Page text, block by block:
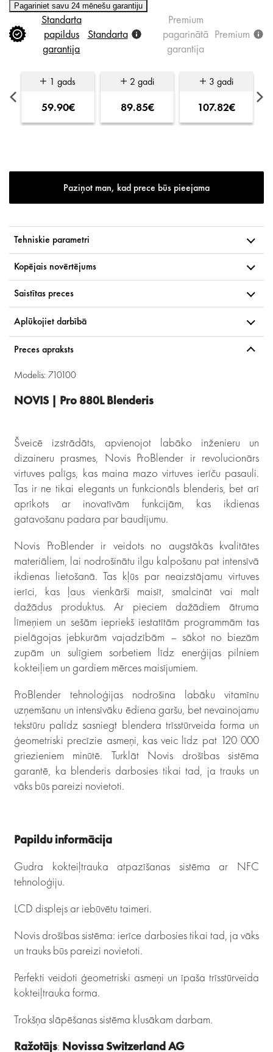
Pagariniet savu 24 mēnešu garantiju
Standarta
papildus
garantija
Standarta
Premium
pagarinātā
garantija
Premium
1 gads
59.90€
2 gadi
89.85€
3 gadi
107.82€
Paziņot man, kad prece būs pieejama
Tehniskie parametri
Kopējais novērtējums
Saistītas preces
Aplūkojiet darbībā
Preces apraksts
Modelis: 710100
NOVIS | Pro 880L Blenderis
Šveicē izstrādāts, apvienojot labāko inženieru un
dizaineru prasmes, Novis ProBlender ir revolucionārs
virtuves palīgs, kas maina mazo virtuves ierīču pasauli.
Tas ir ne tikai elegants un funkcionāls blenderis, bet arī
aprīkots ar inovatīvām funkcijām, kas ikdienas
gatavošanu padara par baudījumu.
Novis ProBlender ir veidots no augstākās kvalitātes
materiāliem, lai nodrošinātu ilgu kalpošanu pat intensīvā
ikdienas lietošanā. Tas kļūs par neaizstājamu virtuves
ierīci, kas ļaus vienkārši maisīt, smalcināt vai malt
dažādus produktus. Ar pieciem dažādiem ātruma
līmeņiem un sešām iepriekš iestatītām programmām tas
pielāgojas jebkurām vajadzībām – sākot no biezām
zupām un sulīgiem sorbetiem līdz enerģijas pilniem
kokteiļiem un gardiem mērces maisījumiem.
ProBlender tehnoloģijas nodrošina labāku vitamīnu
uzņemšanu un intensīvāku ēdiena garšu, bet nevainojamu
tekstūru palīdz sasniegt blendera trīsstūrveida forma un
ģeometriski precīzie asmeņi, kas veic līdz pat 120 000
griezieniem minūtē. Turklāt Novis drošības sistēma
garantē, ka blenderis darbosies tikai tad, ja trauks un
vāks būs pareizi novietoti.
Papildu informācija
Gudra kokteiļtrauka atpazīšanas sistēma ar NFC
tehnoloģiju.
LCD displejs ar iebūvētu taimeri.
Novis drošības sistēma: ierīce darbosies tikai tad, ja vāks
un trauks būs pareizi novietoti.
Perfekti veidoti ģeometriski asmeņi un īpaša trīsstūrveida
kokteiļtrauka forma.
Trokšņa slāpēšanas sistēma klusākam darbam.
Ražotājs: Novissa Switzerland AG